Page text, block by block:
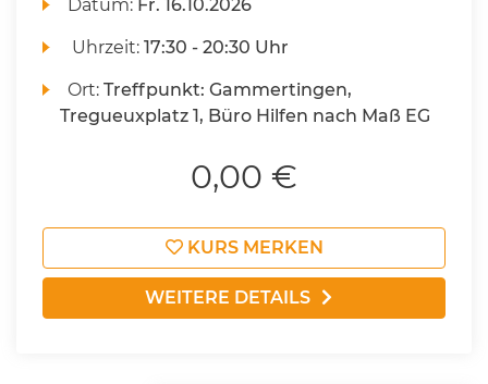
Datum: Fr. 16.10.2026
Uhrzeit:17:30 - 20:30 Uhr
Ort:Treffpunkt: Gammertingen,
Tregueuxplatz 1, Büro Hilfen nach Maß EG
0,00 €
KURS MERKEN
WEITERE DETAILS